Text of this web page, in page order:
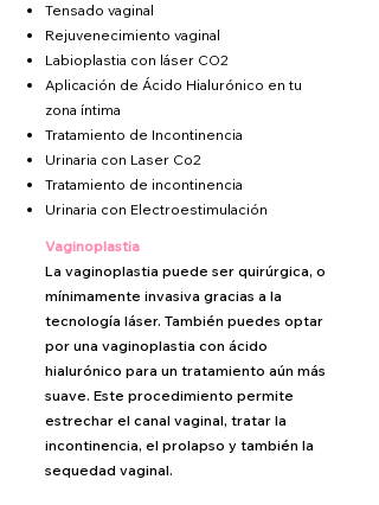
Tensado vaginal
Rejuvenecimiento vaginal
Labioplastia con láser CO2
Aplicación de Ácido Hialurónico en tu
zona íntima
Tratamiento de Incontinencia
Urinaria con Laser Co2
Tratamiento de incontinencia
Urinaria con Electroestimulación
Vaginoplastia
La vaginoplastia puede ser quirúrgica, o
mínimamente invasiva gracias a la
tecnología láser. También puedes optar
por una vaginoplastia con ácido
hialurónico para un tratamiento aún más
suave. Este procedimiento permite
estrechar el canal vaginal, tratar la
incontinencia, el prolapso y también la
sequedad vaginal.